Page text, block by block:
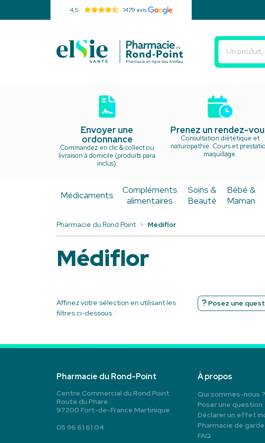
4,5 1479 avis
Pharmacie du Rond
Envoyer une
ordonnance
Commandez en clic & collect ou
livraison à domicile (produits para
inclus).
Prenez un rendez-
Consultation diététique et
naturopathie. Cours et
maquillage.
Médicaments
Compléments
alimentaires
Soins &
Beauté
Bébé &
Maman
Pharmacie du Rond Point Médiflor
Médiflor
Posez une
Affinez votre sélection en utilisant les
filtres ci-dessous :
Pharmacie du Rond-Point
Centre Commercial du Rond Point
Route du Phare
97200 Fort-de-France Martinique
05 96 61 61 04
À propos
Qui sommes-nous ?
Poser une question
Déclarer un effet
Pharmacie de garde
FAQ